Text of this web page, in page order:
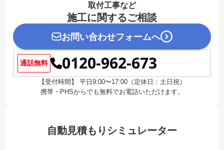
取付工事など
施工に関するご相談
お問い合わせフォームへ
通話無料 0120-962-673
【受付時間】 平日9:00〜17:00（定休日：土日祝）
携帯・PHSからでも無料でお電話いただけます。
自動見積もりシミュレーター